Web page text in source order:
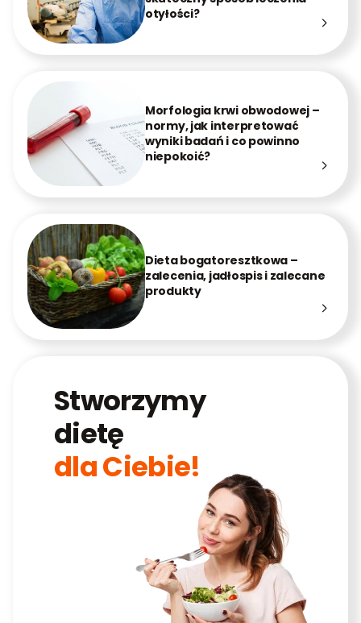
otyłości?
Morfologia krwi obwodowej –
normy, jak interpretować
wyniki badań i co powinno
niepokoić?
Dieta bogatoresztkowa –
zalecenia, jadłospis i zalecane
produkty
Stworzymy
dietę
dla Ciebie!